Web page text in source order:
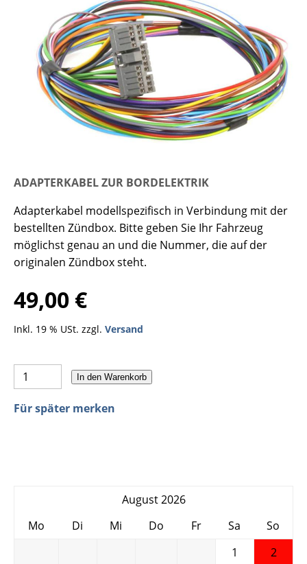
ADAPTERKABEL ZUR BORDELEKTRIK
Adapterkabel modellspezifisch in Verbindung mit der
bestellten Zündbox. Bitte geben Sie Ihr Fahrzeug
möglichst genau an und die Nummer, die auf der
originalen Zündbox steht.
49,00 €
Inkl. 19 % USt. zzgl. Versand
In den Warenkorb
Für später merken
August 2026
Mo
Di Mi Do Fr Sa
So
1
2